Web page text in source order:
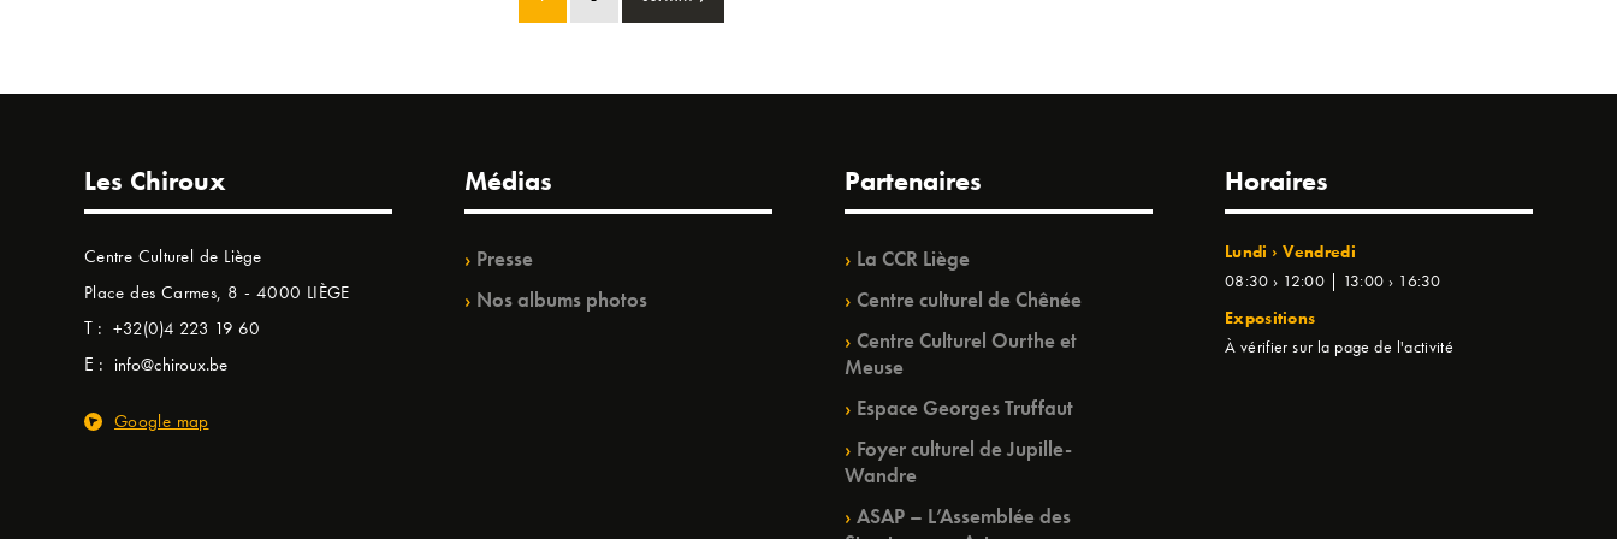
Les Chiroux
Centre Culturel de Liège
Place des Carmes, 8 - 4000 LIÈGE
T : +32(0)4 223 19 60
E : info@chiroux.be
Google map
Médias
Presse
Nos albums photos
Partenaires
La CCR Liège
Centre culturel de Chênée
Centre Culturel Ourthe et
Meuse
Espace Georges Truffaut
Foyer culturel de Jupille-
Wandre
ASAP – L’Assemblée des
Horaires
Lundi › Vendredi
08:30 › 12:00 | 13:00 › 16:30
Expositions
À vérifier sur la page de l'activité